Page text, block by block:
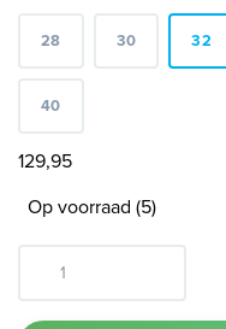
28 30 32
40
129,95
Op voorraad (5)